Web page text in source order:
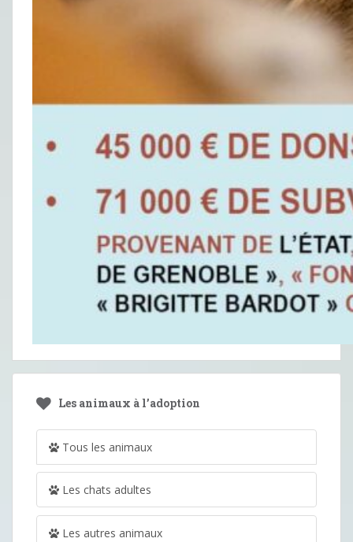
Les animaux à l’adoption
Tous les animaux
Les chats adultes
Les autres animaux